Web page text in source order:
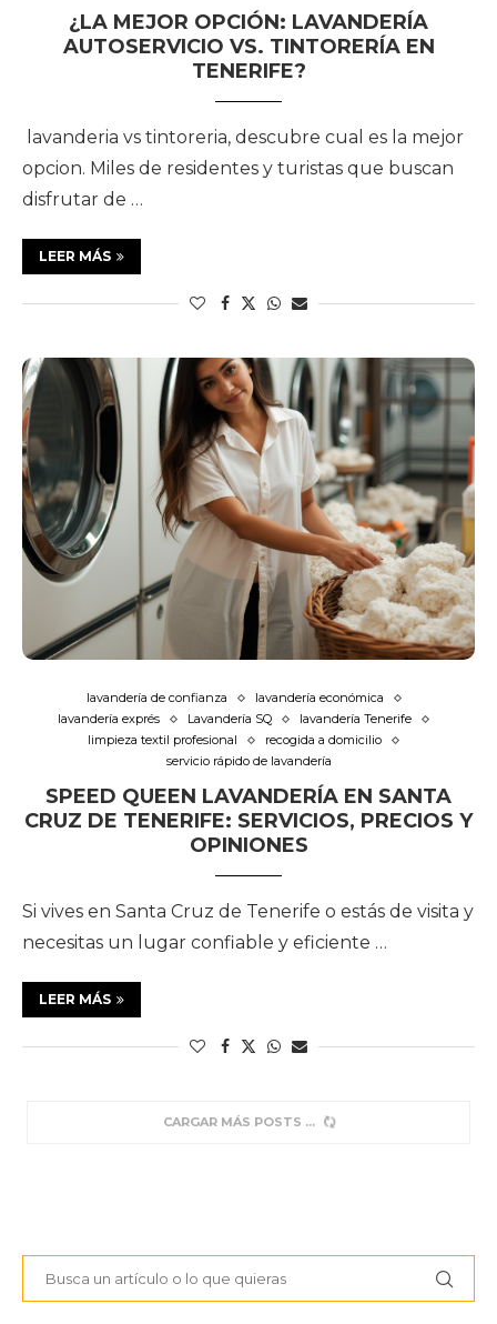
¿LA MEJOR OPCIÓN: LAVANDERÍA
AUTOSERVICIO VS. TINTORERÍA EN
TENERIFE?
lavanderia vs tintoreria, descubre cual es la mejor
opcion. Miles de residentes y turistas que buscan
disfrutar de …
LEER MÁS
lavandería de confianza
lavandería económica
lavandería exprés
Lavandería SQ
lavandería Tenerife
limpieza textil profesional
recogida a domicilio
servicio rápido de lavandería
SPEED QUEEN LAVANDERÍA EN SANTA
CRUZ DE TENERIFE: SERVICIOS, PRECIOS Y
OPINIONES
Si vives en Santa Cruz de Tenerife o estás de visita y
necesitas un lugar confiable y eficiente …
LEER MÁS
CARGAR MÁS POSTS